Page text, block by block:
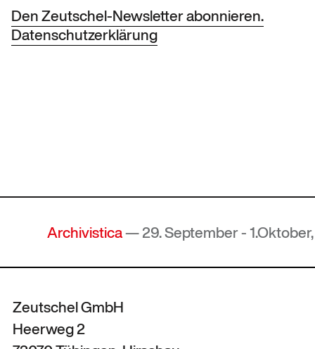
Den Zeutschel-Newsletter abonnieren.
Datenschutzerklärung
Archivistica— 29. September - 1.Oktober,
Zeutschel GmbH
Heerweg 2